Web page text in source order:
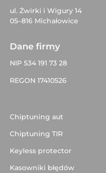
ul. Żwirki i Wigury 14
05–816 Michałowice
Dane firmy
NIP 534 191 73 28
REGON 17410526
Chiptuning aut
Chiptuning TIR
Keyless protector
Kasowniki błędów